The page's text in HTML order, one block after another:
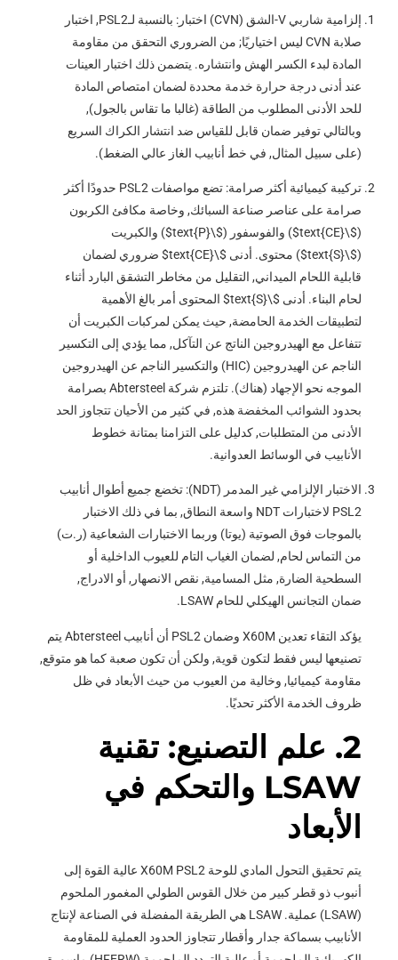
إلزامية شاربي V-الشق (CVN) اختبار: بالنسبة لـPSL2, اختبار
صلابة CVN ليس اختياريًا; من الضروري التحقق من مقاومة
المادة لبدء الكسر الهش وانتشاره. يتضمن ذلك اختبار العينات
عند أدنى درجة حرارة خدمة محددة لضمان امتصاص المادة
للحد الأدنى المطلوب من الطاقة (غالبا ما تقاس بالجول),
وبالتالي توفير ضمان قابل للقياس ضد انتشار الكراك السريع
(على سبيل المثال, في خط أنابيب الغاز عالي الضغط).
تركيبة كيميائية أكثر صرامة: تضع مواصفات PSL2 حدودًا أكثر
صرامة على عناصر صناعة السبائك, وخاصة مكافئ الكربون
(
$\text{CE}$ ) والفوسفور ($\text{P}$
) والكبريت
(
$\text{S}$ ) محتوى. أدنى $\text{CE}$
ضروري لضمان
قابلية اللحام الميداني, التقليل من مخاطر التشقق البارد أثناء
لحام البناء. أدنى $\text{S}$
المحتوى أمر بالغ الأهمية
لتطبيقات الخدمة الحامضة, حيث يمكن لمركبات الكبريت أن
تتفاعل مع الهيدروجين الناتج عن التآكل, مما يؤدي إلى التكسير
الناجم عن الهيدروجين (HIC) والتكسير الناجم عن الهيدروجين
الموجه نحو الإجهاد (هناك). تلتزم شركة Abtersteel بصرامة
بحدود الشوائب المخفضة هذه, في كثير من الأحيان تتجاوز الحد
الأدنى من المتطلبات, كدليل على التزامنا بمتانة خطوط
الأنابيب في الوسائط العدوانية.
الاختبار الإلزامي غير المدمر (NDT): تخضع جميع أطوال أنابيب
PSL2 لاختبارات NDT واسعة النطاق, بما في ذلك الاختبار
بالموجات فوق الصوتية (يوتا) وربما الاختبارات الشعاعية (ر.ت)
من التماس لحام, لضمان الغياب التام للعيوب الداخلية أو
السطحية الضارة, مثل المسامية, نقص الانصهار, أو الادراج,
ضمان التجانس الهيكلي للحام LSAW.
يؤكد التقاء تعدين X60M وضمان PSL2 أن أنابيب Abtersteel يتم
تصنيعها ليس فقط لتكون قوية, ولكن أن تكون صعبة كما هو متوقع,
مقاومة كيميائيا, وخالية من العيوب من حيث الأبعاد في ظل
ظروف الخدمة الأكثر تحديًا.
2. علم التصنيع: تقنية
LSAW والتحكم في
الأبعاد
يتم تحقيق التحول المادي للوحة X60M PSL2 عالية القوة إلى
أنبوب ذو قطر كبير من خلال القوس الطولي المغمور الملحوم
(LSAW) عملية. LSAW هي الطريقة المفضلة في الصناعة لإنتاج
الأنابيب بسماكة جدار وأقطار تتجاوز الحدود العملية للمقاومة